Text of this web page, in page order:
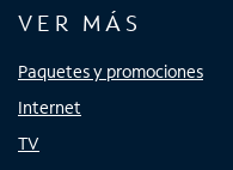
VER MÁS
Paquetes y promociones
Internet
TV